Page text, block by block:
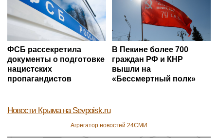
ФСБ рассекретила
документы о подготовке
нацистских
пропагандистов
В Пекине более 700
граждан РФ и КНР
вышли на
«Бессмертный полк»
Новости Крыма на Sevpoisk.ru
Агрегатор новостей 24СМИ